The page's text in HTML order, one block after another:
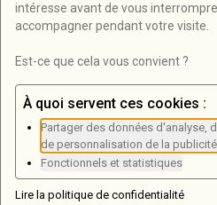
08250 Olizy-
03 24 71
Formulaire
intéresse avant de vous
accompagner pendant votre visite.
Est-ce que cela vous convient ?
À quoi servent ces cookies :
Partager des données d'analyse,
de personnalisation de la
Fonctionnels et statistiques
Lire la politique de confidentialité